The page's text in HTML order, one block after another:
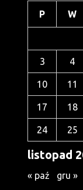
listopad
P W
3 4
10 11
17 18
24 25
« paź gru »